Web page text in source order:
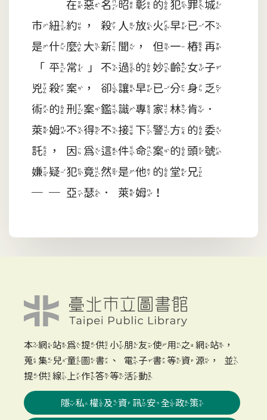
在惡名昭彰的犯罪城
市紐約，殺人放火早已不
是什麼大新聞，但一樁再
「平常」不過的妙齡女子
兇殺案，卻讓早已分身乏
術的刑案鑑識專家林肯．
萊姆不得不接下警方的委
託，因為這件命案的頭號
嫌疑犯竟然是他的堂兄
──亞瑟．萊姆！
本網站為提供小朋友使用之網站，
蒐集兒童圖書、電子書等資源，並
提供線上作答等活動
隱私權及資訊安全政策